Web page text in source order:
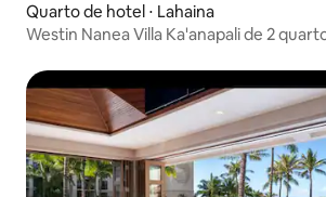
Quarto de hotel ⋅ Lahaina
Westin Nanea Villa Ka'anapali de 2